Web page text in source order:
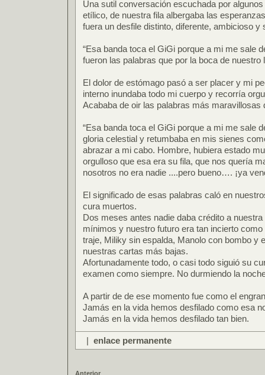
Una sutil conversación escuchada por
etílico, de nuestra fila albergaba las
fuera un desfile distinto, diferente, ambicioso y
“Esa banda toca el GiGi porque a mi me sale
fueron las palabras que por la boca de nuestro
El dolor de estómago pasó a ser placer y mi
interno inundaba todo mi cuerpo y recorría
Acababa de oir las palabras más maravillosas
“Esa banda toca el GiGi porque a mi me sale
gloria celestial y retumbaba en mis sienes
abrazar a mi cabo. Hombre, hubiera estado
orgulloso que esa era su fila, que nos quería
nosotros no era nadie ....pero bueno…. ¡ya
El significado de esas palabras caló en
cura muertos.
Dos meses antes nadie daba crédito a
mínimos y nuestro futuro era tan incierto
traje, Miliky sin espalda, Manolo con bombo y
nuestras cartas más bajas.
Afortunadamente todo, o casi todo siguió su
examen como siempre. No durmiendo la
A partir de de ese momento fue como el
Jamás en la vida hemos desfilado como esa
Jamás en la vida hemos desfilado tan bien.
| enlace permanente
Anterior